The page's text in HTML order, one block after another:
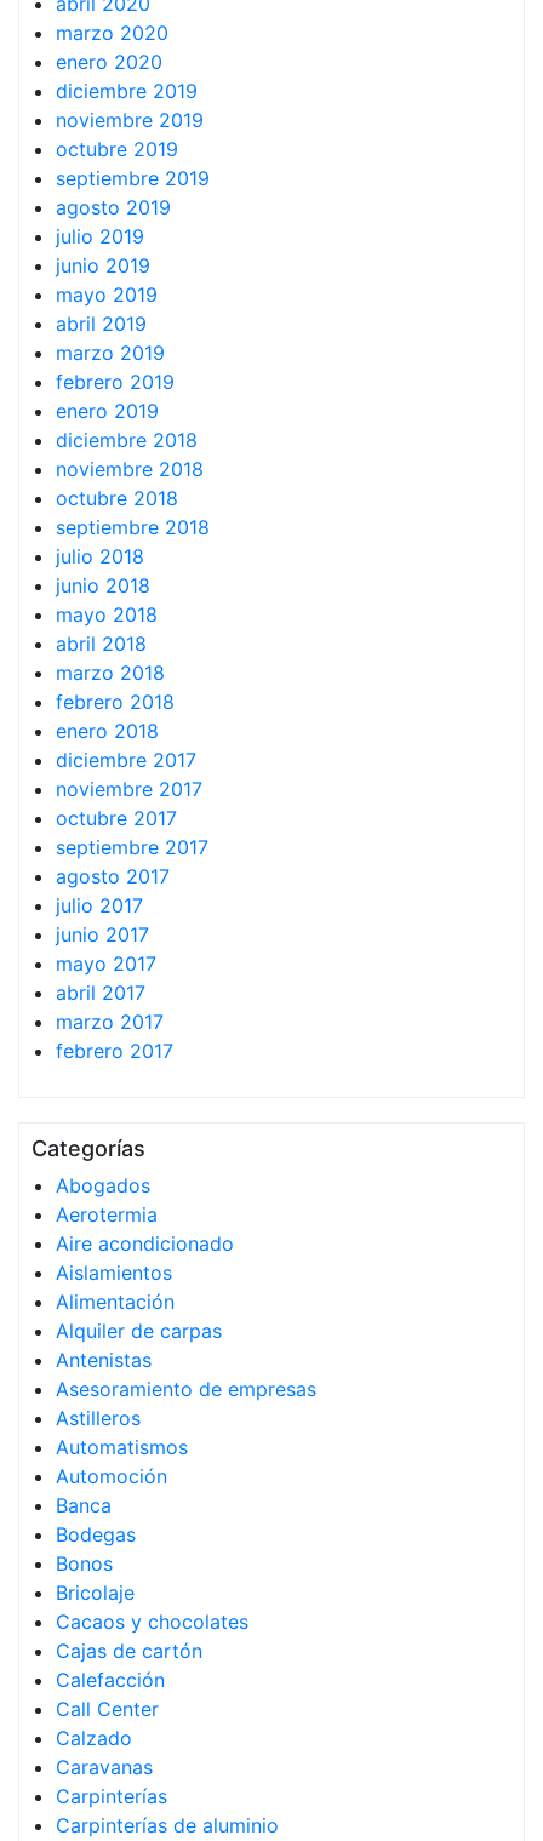
marzo 2020
enero 2020
diciembre 2019
noviembre 2019
octubre 2019
septiembre 2019
agosto 2019
julio 2019
junio 2019
mayo 2019
abril 2019
marzo 2019
febrero 2019
enero 2019
diciembre 2018
noviembre 2018
octubre 2018
septiembre 2018
julio 2018
junio 2018
mayo 2018
abril 2018
marzo 2018
febrero 2018
enero 2018
diciembre 2017
noviembre 2017
octubre 2017
septiembre 2017
agosto 2017
julio 2017
junio 2017
mayo 2017
abril 2017
marzo 2017
febrero 2017
Categorías
Abogados
Aerotermia
Aire acondicionado
Aislamientos
Alimentación
Alquiler de carpas
Antenistas
Asesoramiento de empresas
Astilleros
Automatismos
Automoción
Banca
Bodegas
Bonos
Bricolaje
Cacaos y chocolates
Cajas de cartón
Calefacción
Call Center
Calzado
Caravanas
Carpinterías
Carpinterías de aluminio